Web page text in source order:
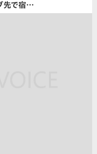
先で宿…